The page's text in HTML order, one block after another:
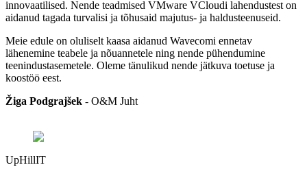
innovaatilised. Nende teadmised VMware VCloudi lahendustest on
aidanud tagada turvalisi ja tõhusaid majutus- ja haldusteenuseid.
Meie edule on oluliselt kaasa aidanud Wavecomi ennetav
lähenemine teabele ja nõuannetele ning nende pühendumine
teenindustasemetele. Oleme tänulikud nende jätkuva toetuse ja
koostöö eest.
Žiga Podgrajšek - O&M Juht
UpHillIT